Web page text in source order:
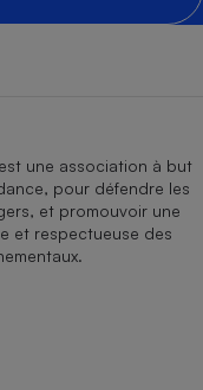
une association à but
pour défendre les
et promouvoir une
et respectueuse des